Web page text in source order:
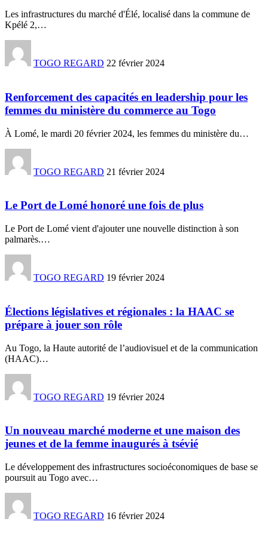
Les infrastructures du marché d'Élé, localisé dans la commune de
Kpélé 2,…
TOGO REGARD 22 février 2024
Renforcement des capacités en leadership pour les
femmes du ministère du commerce au Togo
À Lomé, le mardi 20 février 2024, les femmes du ministère du…
TOGO REGARD 21 février 2024
Le Port de Lomé honoré une fois de plus
Le Port de Lomé vient d'ajouter une nouvelle distinction à son
palmarès.…
TOGO REGARD 19 février 2024
Élections législatives et régionales : la HAAC se
prépare à jouer son rôle
Au Togo, la Haute autorité de l’audiovisuel et de la communication
(HAAC)…
TOGO REGARD 19 février 2024
Un nouveau marché moderne et une maison des
jeunes et de la femme inaugurés à tsévié
Le développement des infrastructures socioéconomiques de base se
poursuit au Togo avec…
TOGO REGARD 16 février 2024